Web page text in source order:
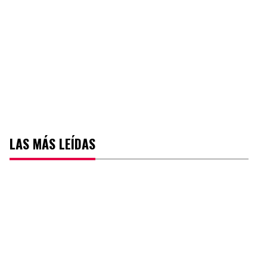
LAS MÁS LEÍDAS